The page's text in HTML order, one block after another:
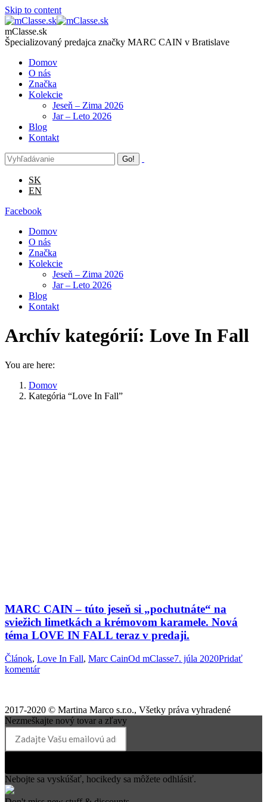
Skip to content
mClasse.sk
Špecializovaný predajca značky MARC CAIN v Bratislave
Domov
O nás
Značka
Kolekcie
Jeseň – Zima 2026
Jar – Leto 2026
Blog
Kontakt
SK
EN
Facebook
Domov
O nás
Značka
Kolekcie
Jeseň – Zima 2026
Jar – Leto 2026
Blog
Kontakt
Archív kategórií: Love In Fall
You are here:
Domov
Kategória “Love In Fall”
MARC CAIN – túto jeseň si „pochutnáte“ na
sviežich limetkách a krémovom karamele. Nová
téma LOVE IN FALL teraz v predaji.
Článok, Love In Fall, Marc CainOd mClasse7. júla 2020Pridať
komentár
2017-2020 © Martina Marco s.r.o., Všetky práva vyhradené
Nezmeškajte nový tovar a zľavy
Nebojte sa vyskúšať, hocikedy sa môžete odhlásiť.